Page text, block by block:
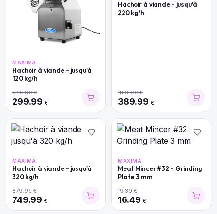
MAXIMA
Hachoir à viande - jusqu'à
120 kg/h
349.99€
299.99 €
Hachoir à viande - jusqu'à
220 kg/h
459.99€
389.99 €
MAXIMA
Hachoir à viande - jusqu'à
320 kg/h
879.99€
749.99 €
MAXIMA
Meat Mincer #32 - Grinding
Plate 3 mm
19.39€
16.49 €